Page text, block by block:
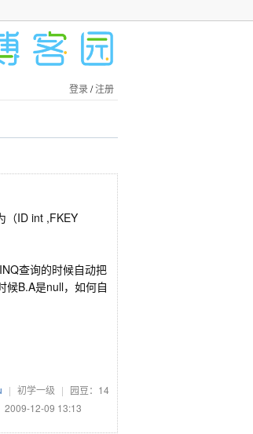
登录/注册
（ID int ,FKEY
查询的时候自动把
候B.A是null，如何自
| 初学一级 | 园豆： 14
2009-12-09 13:13